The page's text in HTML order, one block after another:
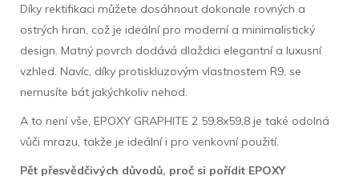
Díky rektifikaci můžete dosáhnout dokonale rovných a
ostrých hran, což je ideální pro moderní a minimalistický
design. Matný povrch dodává dlaždici elegantní a luxusní
vzhled. Navíc, díky protiskluzovým vlastnostem R9, se
nemusíte bát jakýchkoliv nehod.
A to není vše, EPOXY GRAPHITE 2 59,8x59,8 je také odolná
vůči mrazu, takže je ideální i pro venkovní použití.
Pět přesvědčivých důvodů, proč si pořídit EPOXY